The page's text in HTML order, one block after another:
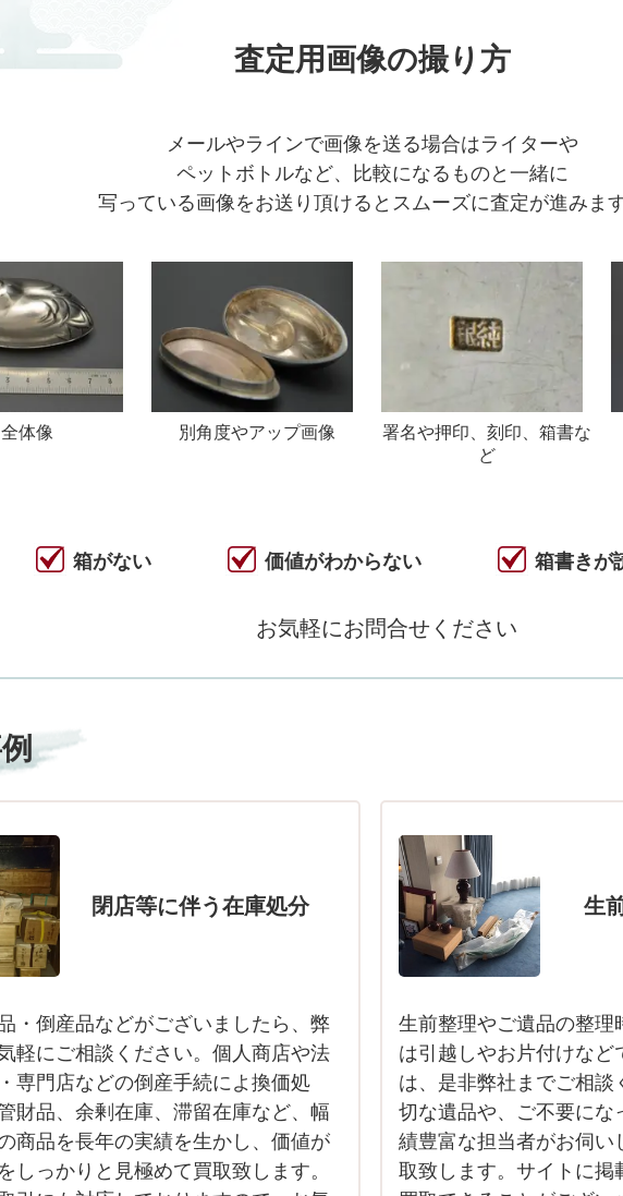
査定用画像の撮り方
メールやラインで画像を送る場合はライターや
ペットボトルなど、比較になるものと一緒に
写っている画像をお送り頂けるとスムーズに査定が進みます
全体像 別角度やアップ画像
署名や押印、刻印、箱書な
ど
箱がない 価値がわからない 箱書きが
お気軽にお問合せください
閉店等に伴う在庫処分
・倒産品などがございましたら、弊
軽にご相談ください。個人商店や法
専門店などの倒産手続によ換価処
財品、余剰在庫、滞留在庫など、幅
商品を長年の実績を生かし、価値が
しっかりと見極めて買取致します。
生
生前整理やご遺品の整理
は引越しやお片付けなど
は、是非弊社までご相談
切な遺品や、ご不要にな
績豊富な担当者がお伺い
取致します。サイトに掲